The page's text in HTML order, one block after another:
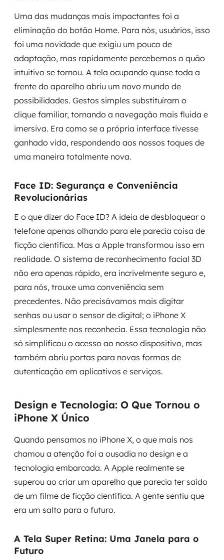
Uma das mudanças mais impactantes foi a
eliminação do botão Home. Para nós, usuários, isso
foi uma novidade que exigiu um pouco de
adaptação, mas rapidamente percebemos o quão
intuitivo se tornou. A tela ocupando quase toda a
frente do aparelho abriu um novo mundo de
possibilidades. Gestos simples substituíram o
clique familiar, tornando a navegação mais fluida e
imersiva. Era como se a própria interface tivesse
ganhado vida, respondendo aos nossos toques de
uma maneira totalmente nova.
Face ID: Segurança e Conveniência
Revolucionárias
E o que dizer do Face ID? A ideia de desbloquear o
telefone apenas olhando para ele parecia coisa de
ficção científica. Mas a Apple transformou isso em
realidade. O sistema de reconhecimento facial 3D
não era apenas rápido, era incrivelmente seguro e,
para nós, trouxe uma conveniência sem
precedentes. Não precisávamos mais digitar
senhas ou usar o sensor de digital; o iPhone X
simplesmente nos reconhecia. Essa tecnologia não
só simplificou o acesso ao nosso dispositivo, mas
também abriu portas para novas formas de
autenticação em aplicativos e serviços.
Design e Tecnologia: O Que Tornou o
iPhone X Único
Quando pensamos no iPhone X, o que mais nos
chamou a atenção foi a ousadia no design e a
tecnologia embarcada. A Apple realmente se
superou ao criar um aparelho que parecia ter saído
de um filme de ficção científica. A gente sentiu que
era um salto para o futuro.
A Tela Super Retina: Uma Janela para o
Futuro